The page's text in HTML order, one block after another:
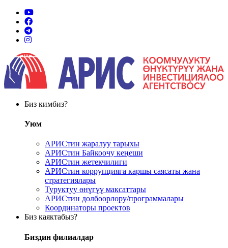
Биз кимбиз?
Уюм
АРИСтин жаралуу тарыхы
АРИСтин Байкоочу кеңеши
АРИСтин жетекчилиги
АРИСтин коррупцияга каршы саясаты жана
стратегиялары
Туруктуу өнүгүү максаттары
АРИСтин долбоорлору/программалары
Координаторы проектов
Биз каяктабыз?
Биздин филиалдар